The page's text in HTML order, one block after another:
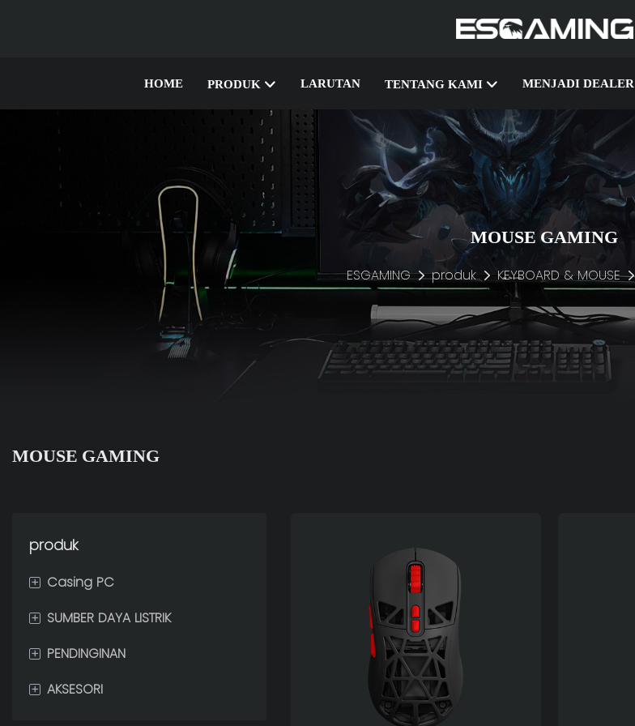
HOME PRODUK LARUTAN TENTANG KAMI MENJADI DEALER
MOUSE GAMING
ESGAMING produk KEYBOARD & MOUSE
MOUSE GAMING
produk
+ Casing PC
NOL
EMBUN BEKU
SAYAP
+ SUMBER DAYA LISTRIK
80 PLUS GOLD
80 PLUS PERUNGGU
+ PENDINGINAN
PENDINGIN CAIR CPU
+ AKSESORI